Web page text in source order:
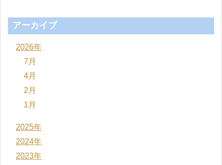
アーカイブ
2026年
7月
4月
2月
1月
2025年
2024年
2023年